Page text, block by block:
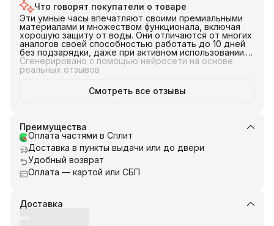
Что говорят покупатели о товаре
Эти умные часы впечатляют своими премиальными
материалами и множеством функционала, включая
хорошую защиту от воды. Они отличаются от многих
аналогов своей способностью работать до 10 дней
без подзарядки, даже при активном использовании. В
целом, эти часы подойдут для тех, кто ищет
устройство с большим функционалом и долгим
временем работы от батареи.
Сгенерировано с помощью нейросети на основе
реальных отзывов
Смотреть все отзывы
Преимущества
Оплата частями в Сплит
Доставка в пункты выдачи или до двери
Удобный возврат
Оплата — картой или СБП
Доставка